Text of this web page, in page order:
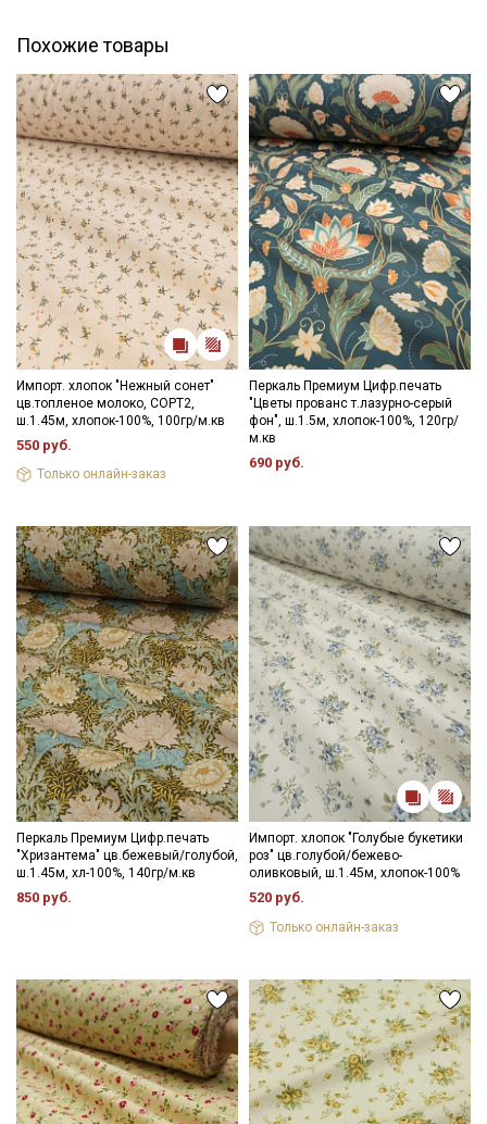
Похожие товары
Импорт. хлопок "Нежный сонет"
цв.топленое молоко, СОРТ2,
ш.1.45м, хлопок-100%, 100гр/м.кв
550 руб.
Только онлайн-заказ
Перкаль Премиум Цифр.печать
"Цветы прованс т.лазурно-серый
фон", ш.1.5м, хлопок-100%, 120гр/
м.кв
690 руб.
Перкаль Премиум Цифр.печать
"Хризантема" цв.бежевый/голубой,
ш.1.45м, хл-100%, 140гр/м.кв
850 руб.
Импорт. хлопок "Голубые букетики
роз" цв.голубой/бежево-
оливковый, ш.1.45м, хлопок-100%
520 руб.
Только онлайн-заказ
Секретная рассылка от Купава
Мы публикуем здесь дополнительные
промокоды и скидки до 30% на узкие
категории тканей
Электронная почта
Подписаться
Ознакомлен(а) с
ДаюСогласие на получение рекламных и
информационных рассылок